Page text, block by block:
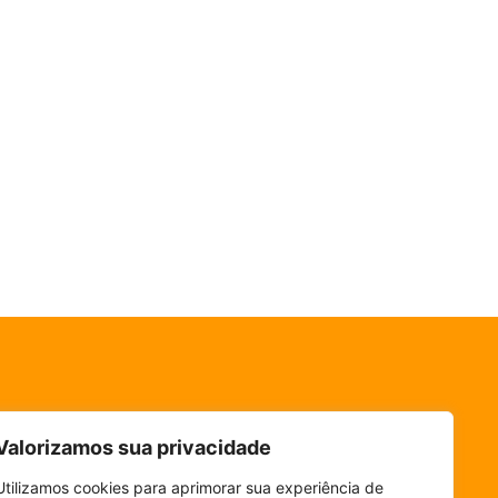
sua privacidade
cookies para aprimorar sua experiência de